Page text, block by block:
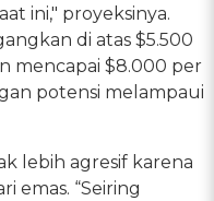
ini," proyeksinya.
di atas $5.500
mencapai $8.000 per
potensi melampaui
lebih agresif karena
emas. “Seiring